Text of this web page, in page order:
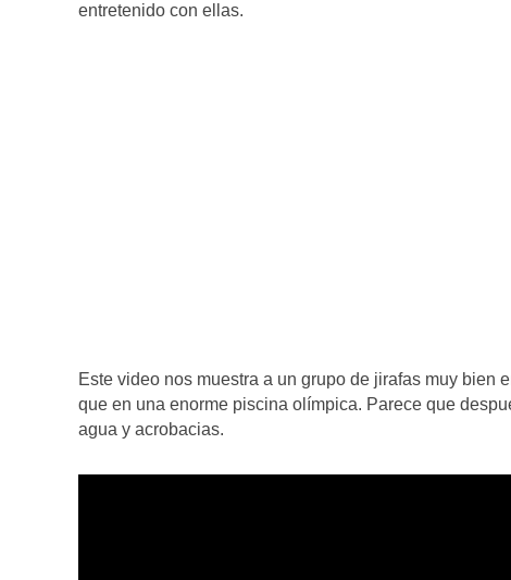
entretenido con ellas.
Este video nos muestra a un grupo de jirafas muy bien
que en una enorme piscina olímpica. Parece que
agua y acrobacias.